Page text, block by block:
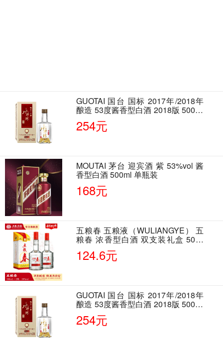
GUOTAI 国台 国标 2017年/2018年
酿造 53度酱香型白酒 2018版 500ml
单瓶装
254元
MOUTAI 茅台 迎宾酒 紫 53%vol 酱
香型白酒 500ml 单瓶装
168元
五粮春 五粮液（WULIANGYE） 五
粮春 浓香型白酒 双支装礼盒 50度
500ml*2瓶 含酒具
124.6元
GUOTAI 国台 国标 2017年/2018年
酿造 53度酱香型白酒 2018版 500ml
单瓶装
254元